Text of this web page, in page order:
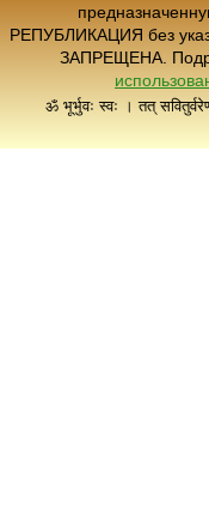
РЕПУБЛИКАЦИЯ без
ЗАПРЕЩЕНА.
ॐ भूर्भुवः स्वः । तत्